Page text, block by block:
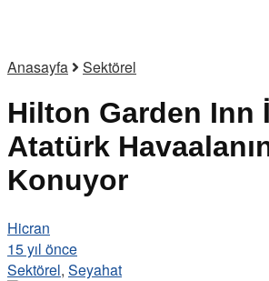
Anasayfa Sektörel
Hilton Garden Inn
Atatürk
Konuyor
Hicran
15 yıl önce
Sektörel, Seyahat